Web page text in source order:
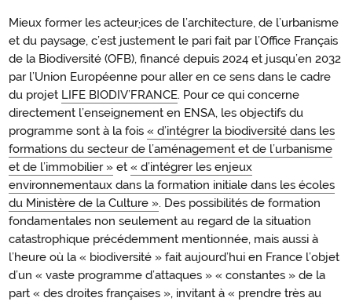
Mieux former les acteur·ices de l’architecture, de l’urbanisme
et du paysage, c’est justement le pari fait par l’Office Français
de la Biodiversité (OFB), financé depuis 2024 et jusqu’en 2032
par l’Union Européenne pour aller en ce sens dans le cadre
du projet LIFE BIODIV’FRANCE. Pour ce qui concerne
directement l’enseignement en ENSA, les objectifs du
programme sont à la fois « d’intégrer la biodiversité dans les
formations du secteur de l’aménagement et de l’urbanisme
et de l’immobilier » et « d’intégrer les enjeux
environnementaux dans la formation initiale dans les écoles
du Ministère de la Culture ». Des possibilités de formation
fondamentales non seulement au regard de la situation
catastrophique précédemment mentionnée, mais aussi à
l’heure où la « biodiversité » fait aujourd’hui en France l’objet
d’un « vaste programme d’attaques » « constantes » de la
part « des droites françaises », invitant à « prendre très au